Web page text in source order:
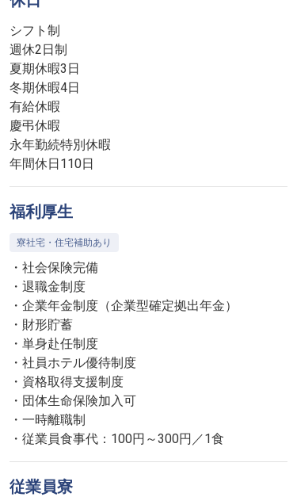
シフト制
週休2日制
夏期休暇3日
冬期休暇4日
有給休暇
慶弔休暇
永年勤続特別休暇
年間休日110日
福利厚生
寮社宅・住宅補助あり
・社会保険完備
・退職金制度
・企業年金制度（企業型確定拠出年金）
・財形貯蓄
・単身赴任制度
・社員ホテル優待制度
・資格取得支援制度
・団体生命保険加入可
・一時離職制
・従業員食事代：100円～300円／1食
従業員寮